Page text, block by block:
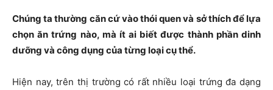
Chúng ta thường căn cứ vào thói quen và sở thích để lựa
chọn ăn trứng nào, mà ít ai biết được thành phần dinh
dưỡng và công dụng của từng loại cụ thể.
Hiện nay, trên thị trường có rất nhiều loại trứng đa dạng